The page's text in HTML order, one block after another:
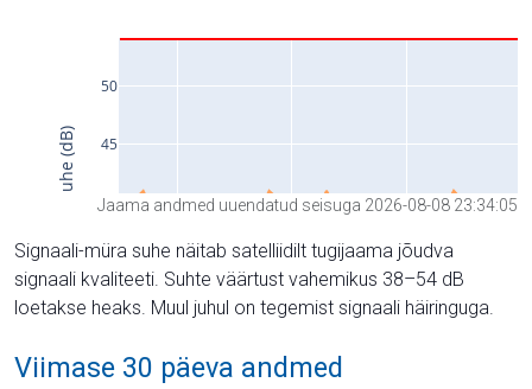
Jaama andmed uuendatud seisuga 2026-08-08 23:34:05
Signaali-müra suhe näitab satelliidilt tugijaama jõudva
signaali kvaliteeti. Suhte väärtust vahemikus 38–54 dB
loetakse heaks. Muul juhul on tegemist signaali häiringuga.
Viimase 30 päeva andmed